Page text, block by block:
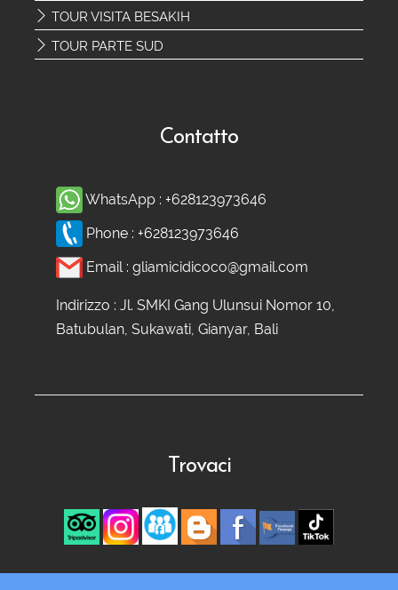
TOUR VISITA BESAKIH
TOUR PARTE SUD
Contatto
WhatsApp : +628123973646
Phone : +628123973646
Email : gliamicidicoco@gmail.com
Indirizzo : Jl. SMKI Gang Ulunsui Nomor 10,
Batubulan, Sukawati, Gianyar, Bali
Trovaci